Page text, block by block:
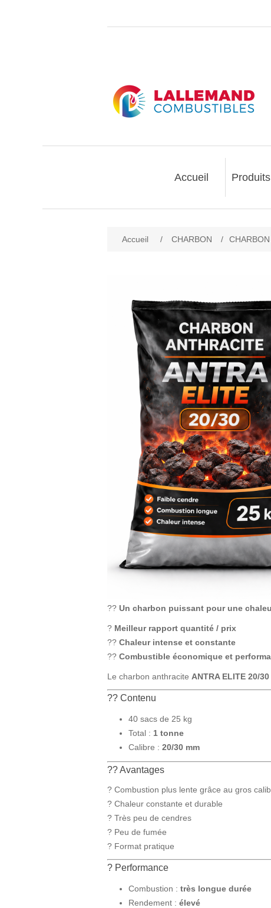
Accueil Produits
Accueil / CHARBON /
?? Un charbon puissant pour une
? Meilleur rapport quantité / prix
?? Chaleur intense et constante
?? Combustible économique et
Le charbon anthracite ANTRA ELITE 20/30
?? Contenu
40 sacs de 25 kg
Total : 1 tonne
Calibre : 20/30 mm
?? Avantages
? Combustion plus lente grâce au gros
? Chaleur constante et durable
? Très peu de cendres
? Peu de fumée
? Format pratique
? Performance
Combustion : très longue durée
Rendement : élevé